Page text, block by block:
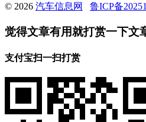
© 2026 汽车信息网 鲁ICP备
觉得文章有用就打赏一下文
支付宝扫一扫打赏